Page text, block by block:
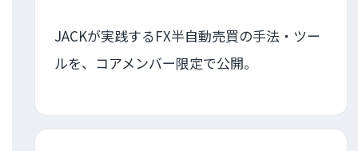
JACKが実践するFX半自動売買の手法・ツー
ルを、コアメンバー限定で公開。